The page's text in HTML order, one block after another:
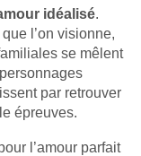
idéalisé.
l’on visionne,
se mêlent
par retrouver
épreuves.
l’amour parfait